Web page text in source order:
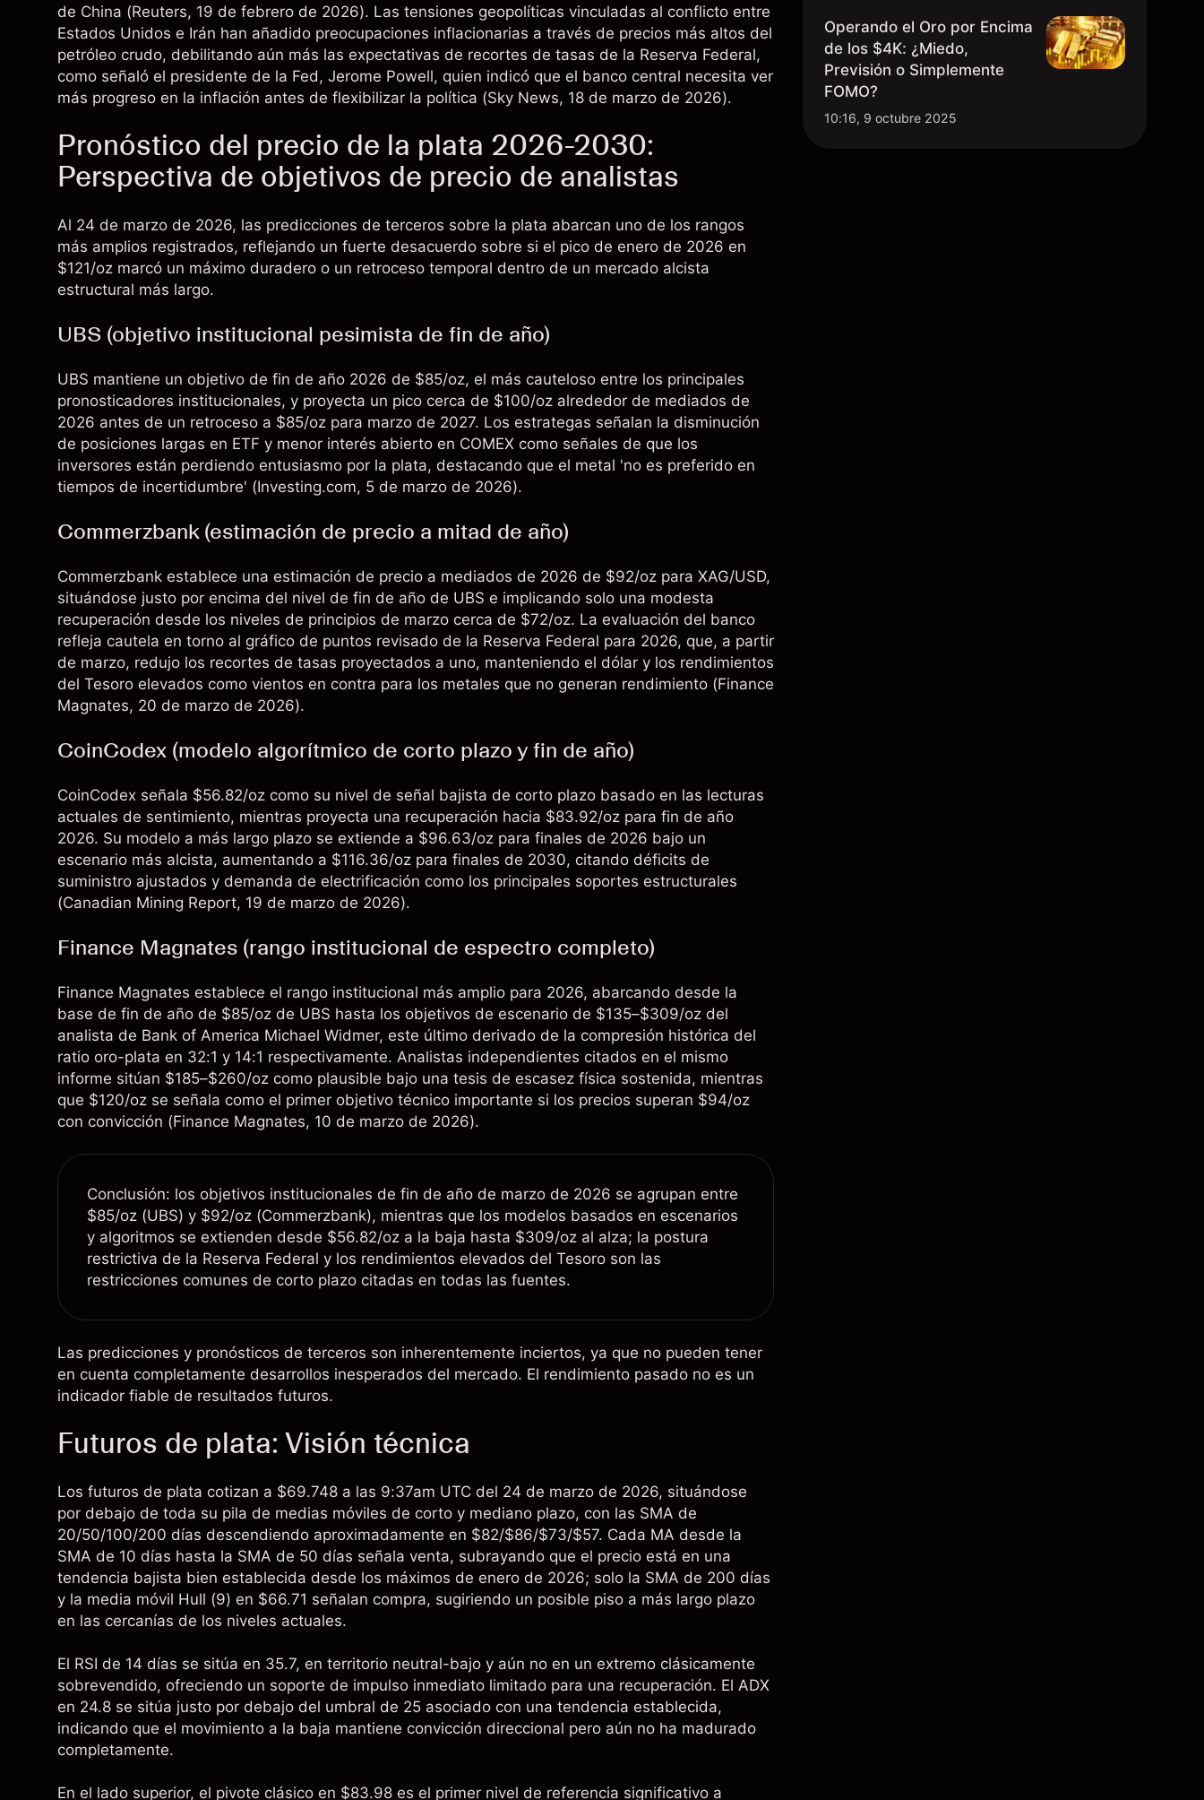
de China (Reuters, 19 de febrero de 2026). Las tensiones geopolíticas vinculadas al conflicto entre
Estados Unidos e Irán han añadido preocupaciones inflacionarias a través de precios más altos del
petróleo crudo, debilitando aún más las expectativas de recortes de tasas de la Reserva Federal,
como señaló el presidente de la Fed, Jerome Powell, quien indicó que el banco central necesita ver
más progreso en la inflación antes de flexibilizar la política (Sky News, 18 de marzo de 2026).
Pronóstico del precio de la plata 2026-2030:
Perspectiva de objetivos de precio de analistas
Al 24 de marzo de 2026, las predicciones de terceros sobre la plata abarcan uno de los rangos
más amplios registrados, reflejando un fuerte desacuerdo sobre si el pico de enero de 2026 en
$121/oz marcó un máximo duradero o un retroceso temporal dentro de un mercado alcista
estructural más largo.
UBS (objetivo institucional pesimista de fin de año)
UBS mantiene un objetivo de fin de año 2026 de $85/oz, el más cauteloso entre los principales
pronosticadores institucionales, y proyecta un pico cerca de $100/oz alrededor de mediados de
2026 antes de un retroceso a $85/oz para marzo de 2027. Los estrategas señalan la disminución
de posiciones largas en ETF y menor interés abierto en COMEX como señales de que los
inversores están perdiendo entusiasmo por la plata, destacando que el metal 'no es preferido en
tiempos de incertidumbre' (Investing.com, 5 de marzo de 2026).
Commerzbank (estimación de precio a mitad de año)
Commerzbank establece una estimación de precio a mediados de 2026 de $92/oz para XAG/USD,
situándose justo por encima del nivel de fin de año de UBS e implicando solo una modesta
recuperación desde los niveles de principios de marzo cerca de $72/oz. La evaluación del banco
refleja cautela en torno al gráfico de puntos revisado de la Reserva Federal para 2026, que, a partir
de marzo, redujo los recortes de tasas proyectados a uno, manteniendo el dólar y los rendimientos
del Tesoro elevados como vientos en contra para los metales que no generan rendimiento (Finance
Magnates, 20 de marzo de 2026).
CoinCodex (modelo algorítmico de corto plazo y fin de año)
CoinCodex señala $56.82/oz como su nivel de señal bajista de corto plazo basado en las lecturas
actuales de sentimiento, mientras proyecta una recuperación hacia $83.92/oz para fin de año
2026. Su modelo a más largo plazo se extiende a $96.63/oz para finales de 2026 bajo un
escenario más alcista, aumentando a $116.36/oz para finales de 2030, citando déficits de
suministro ajustados y demanda de electrificación como los principales soportes estructurales
(Canadian Mining Report, 19 de marzo de 2026).
Finance Magnates (rango institucional de espectro completo)
Finance Magnates establece el rango institucional más amplio para 2026, abarcando desde la
base de fin de año de $85/oz de UBS hasta los objetivos de escenario de $135–$309/oz del
analista de Bank of America Michael Widmer, este último derivado de la compresión histórica del
ratio oro-plata en 32:1 y 14:1 respectivamente. Analistas independientes citados en el mismo
informe sitúan $185–$260/oz como plausible bajo una tesis de escasez física sostenida, mientras
que $120/oz se señala como el primer objetivo técnico importante si los precios superan $94/oz
con convicción (Finance Magnates, 10 de marzo de 2026).
Conclusión: los objetivos institucionales de fin de año de marzo de 2026 se agrupan entre
$85/oz (UBS) y $92/oz (Commerzbank), mientras que los modelos basados en escenarios
y algoritmos se extienden desde $56.82/oz a la baja hasta $309/oz al alza; la postura
restrictiva de la Reserva Federal y los rendimientos elevados del Tesoro son las
restricciones comunes de corto plazo citadas en todas las fuentes.
Las predicciones y pronósticos de terceros son inherentemente inciertos, ya que no pueden tener
en cuenta completamente desarrollos inesperados del mercado. El rendimiento pasado no es un
indicador fiable de resultados futuros.
Futuros de plata: Visión técnica
Los futuros de plata cotizan a $69.748 a las 9:37am UTC del 24 de marzo de 2026, situándose
por debajo de toda su pila de medias móviles de corto y mediano plazo, con las SMA de
20/50/100/200 días descendiendo aproximadamente en $82/$86/$73/$57. Cada MA desde la
SMA de 10 días hasta la SMA de 50 días señala venta, subrayando que el precio está en una
tendencia bajista bien establecida desde los máximos de enero de 2026; solo la SMA de 200 días
y la media móvil Hull (9) en $66.71 señalan compra, sugiriendo un posible piso a más largo plazo
en las cercanías de los niveles actuales.
El RSI de 14 días se sitúa en 35.7, en territorio neutral-bajo y aún no en un extremo clásicamente
sobrevendido, ofreciendo un soporte de impulso inmediato limitado para una recuperación. El ADX
en 24.8 se sitúa justo por debajo del umbral de 25 asociado con una tendencia establecida,
indicando que el movimiento a la baja mantiene convicción direccional pero aún no ha madurado
completamente.
En el lado superior, el pivote clásico en $83.98 es el primer nivel de referencia significativo a
Operando el Oro por Encima
de los $4K: ¿Miedo,
Previsión o Simplemente
FOMO?
10:16, 9 octubre 2025